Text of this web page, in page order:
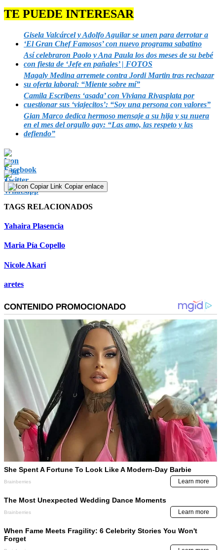
TE PUEDE INTERESAR
Gisela Valcárcel y Adolfo Aguilar se unen para derrotar a
‘El Gran Chef Famosos’ con nuevo programa sabatino
Así celebraron Paolo y Ana Paula los dos meses de su bebé
con fiesta de ‘Jefe en pañales’ | FOTOS
Magaly Medina arremete contra Jordi Martin tras rechazar
su oferta laboral: “Miente sobre mí”
Camila Escribens ‘asada’ con Viviana Rivasplata por
cuestionar sus ‘viajecitos’: “Soy una persona con valores”
Gian Marco dedica hermoso mensaje a su hija y su nuera
en el mes del orgullo gay: “Las amo, las respeto y las
defiendo”
Copiar enlace
TAGS RELACIONADOS
Yahaira Plasencia
Maria Pía Copello
Nicole Akari
aretes